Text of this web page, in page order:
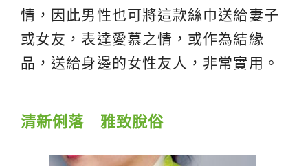
情，因此男性也可將這款絲巾送給妻子
或女友，表達愛慕之情，或作為結緣
品，送給身邊的女性友人，非常實用。
清新俐落 雅致脫俗